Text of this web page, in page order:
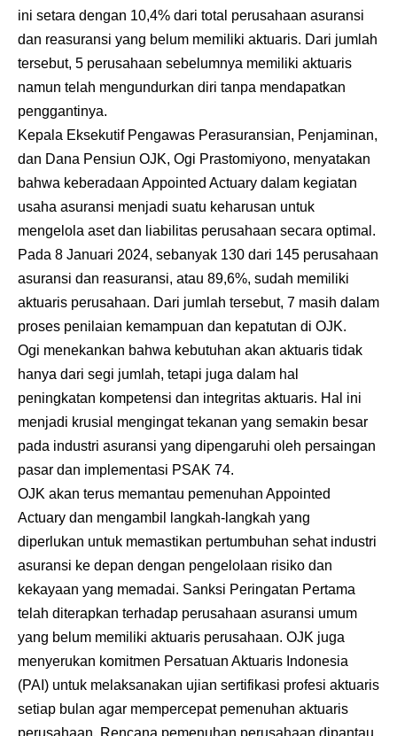
ini setara dengan 10,4% dari total perusahaan asuransi
dan reasuransi yang belum memiliki aktuaris. Dari jumlah
tersebut, 5 perusahaan sebelumnya memiliki aktuaris
namun telah mengundurkan diri tanpa mendapatkan
penggantinya.
Kepala Eksekutif Pengawas Perasuransian, Penjaminan,
dan Dana Pensiun OJK, Ogi Prastomiyono, menyatakan
bahwa keberadaan Appointed Actuary dalam kegiatan
usaha asuransi menjadi suatu keharusan untuk
mengelola aset dan liabilitas perusahaan secara optimal.
Pada 8 Januari 2024, sebanyak 130 dari 145 perusahaan
asuransi dan reasuransi, atau 89,6%, sudah memiliki
aktuaris perusahaan. Dari jumlah tersebut, 7 masih dalam
proses penilaian kemampuan dan kepatutan di OJK.
Ogi menekankan bahwa kebutuhan akan aktuaris tidak
hanya dari segi jumlah, tetapi juga dalam hal
peningkatan kompetensi dan integritas aktuaris. Hal ini
menjadi krusial mengingat tekanan yang semakin besar
pada industri asuransi yang dipengaruhi oleh persaingan
pasar dan implementasi PSAK 74.
OJK akan terus memantau pemenuhan Appointed
Actuary dan mengambil langkah-langkah yang
diperlukan untuk memastikan pertumbuhan sehat industri
asuransi ke depan dengan pengelolaan risiko dan
kekayaan yang memadai. Sanksi Peringatan Pertama
telah diterapkan terhadap perusahaan asuransi umum
yang belum memiliki aktuaris perusahaan. OJK juga
menyerukan komitmen Persatuan Aktuaris Indonesia
(PAI) untuk melaksanakan ujian sertifikasi profesi aktuaris
setiap bulan agar mempercepat pemenuhan aktuaris
perusahaan. Rencana pemenuhan perusahaan dipantau